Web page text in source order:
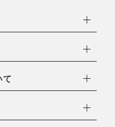
。
て
連絡頂いた場合はキャ